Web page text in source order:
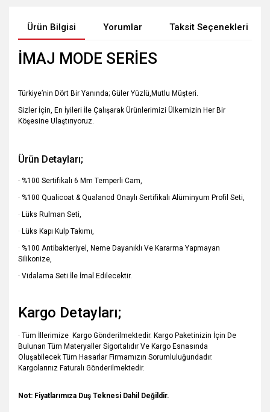
Ürün Bilgisi Yorumlar Taksit Seçenekleri
İMAJ MODE SERİES
Türkiye’nin Dört Bir Yanında; Güler Yüzlü,Mutlu Müşteri.
Sizler İçin, En İyileri İle Çalışarak Ürünlerimizi Ülkemizin Her Bir
Köşesine Ulaştırıyoruz.
Ürün Detayları;
· %100 Sertifikalı 6 Mm Temperli Cam,
· %100 Qualicoat & Qualanod Onaylı Sertifikalı Alüminyum Profil Seti,
· Lüks Rulman Seti,
· Lüks Kapı Kulp Takımı,
· %100 Antibakteriyel, Neme Dayanıklı Ve Kararma Yapmayan
Silikonize,
· Vidalama Seti İle İmal Edilecektir.
Kargo Detayları;
· Tüm İllerimize Kargo Gönderilmektedir. Kargo Paketinizin İçin De
Bulunan Tüm Materyaller Sigortalıdır Ve Kargo Esnasında
Oluşabilecek Tüm Hasarlar Firmamızın Sorumluluğundadır.
Kargolarınız Faturalı Gönderilmektedir.
Not: Fiyatlarımıza Duş Teknesi Dahil Değildir.